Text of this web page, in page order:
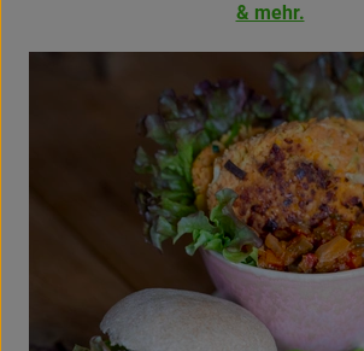
Amperhof-Blog
& mehr.